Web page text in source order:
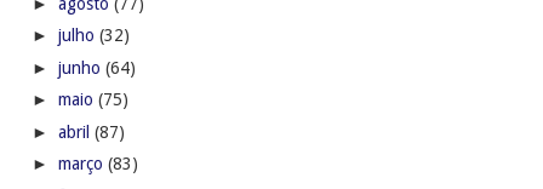
► julho (32)
► junho (64)
► maio (75)
► abril (87)
► março (83)